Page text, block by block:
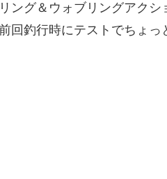
ング＆ウォブリングアク
回釣行時にテストでちょ